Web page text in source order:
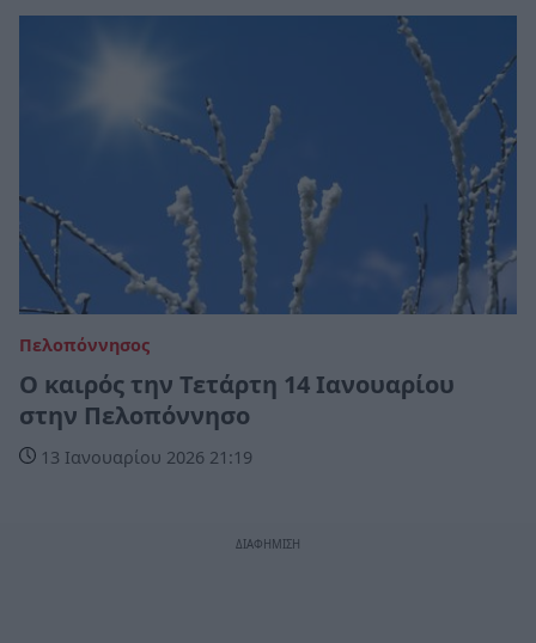
Πελοπόννησος
Ο καιρός την Τετάρτη 14 Ιανουαρίου
στην Πελοπόννησο
13 Ιανουαρίου 2026 21:19